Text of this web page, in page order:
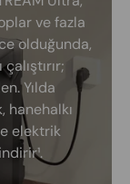
ve fazla
olduğunda,
Yılda
hanehalkı
elektrik